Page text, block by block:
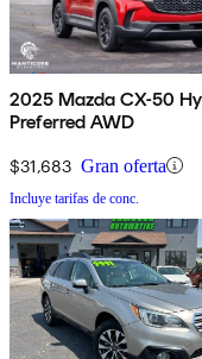
2025 Mazda CX-50
Preferred AWD
$31,683 Gran oferta
Incluye tarifas de conc.